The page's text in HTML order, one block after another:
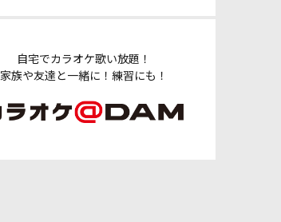
自宅でカラオケ歌い放題！
家族や友達と一緒に！練習にも！